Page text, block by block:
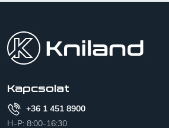
Kapcsolat
+36 1 451 8900
H-P: 8:00-16:30